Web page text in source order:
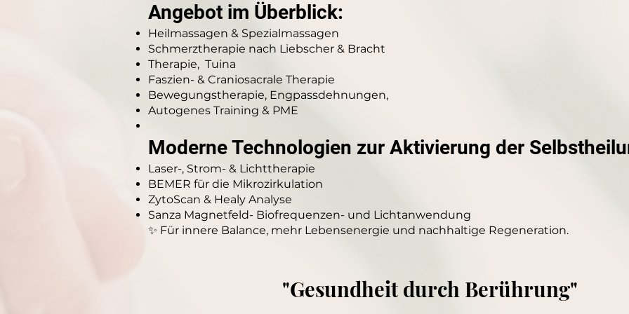
Angebot im Überblick:
Heilmassagen & Spezialmassagen
Schmerztherapie nach Liebscher & Bracht
Therapie, Tuina
Faszien- & Craniosacrale Therapie
Bewegungstherapie, Engpassdehnungen,
Autogenes Training & PME
Moderne Technologien zur Aktivierung der
Laser-, Strom- & Lichttherapie
BEMER für die Mikrozirkulation
ZytoScan & Healy Analyse
Sanza Magnetfeld- Biofrequenzen- und Lichtanwendung
✨ Für innere Balance, mehr Lebensenergie und nachhaltige Regeneration.
"Gesundheit durch Berührung"